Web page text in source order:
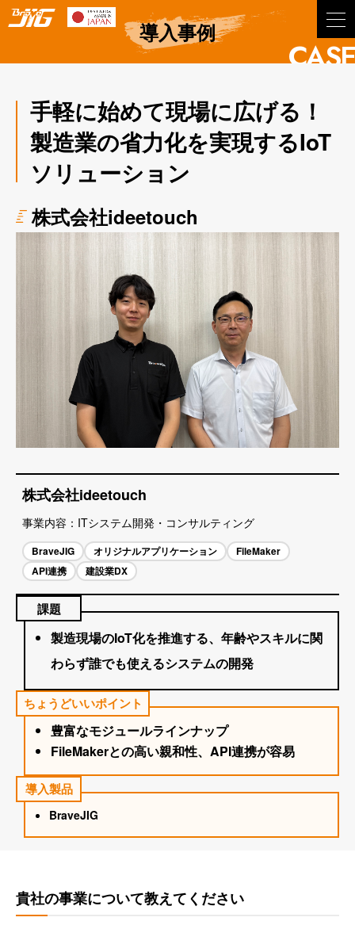
BraveJIG
導入事例
CASE
手軽に始めて現場に広げる！
製造業の省力化を実現するIoT
ソリューション
株式会社ideetouch
株式会社ideetouch
事業内容 ITシステム開発・コンサルティング
BraveJIG オリジナルアプリケーション
FileMaker
API連携
建設業DX
課題
製造現場のIoT化を推進する、年齢やスキルに関
わらず誰でも使えるシステムの開発
ちょうどいいポイント
豊富なモジュールラインナップ
FileMakerとの高い親和性、API連携が容易
導入製品
BraveJIG
貴社の事業について教えてください